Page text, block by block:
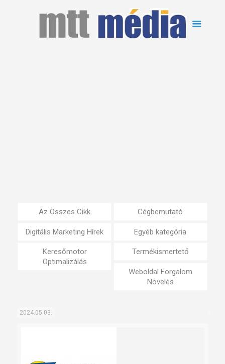
Az Összes Cikk Cégbemutató
Digitális Marketing Hírek Egyéb kategória
Keresőmotor
Optimalizálás
Termékismertető
Weboldal Forgalom
Növelés
2024.05.03.